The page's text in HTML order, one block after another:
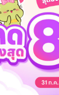
ามารถเข้าสู่ระบบ